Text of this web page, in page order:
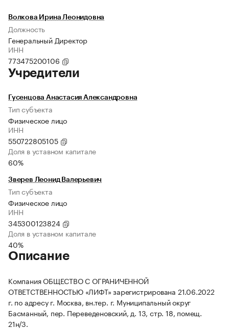
Волкова Ирина Леонидовна
Должность
Генеральный Директор
ИНН
773475200106
Учредители
Гусенцова Анастасия Александровна
Тип субъекта
Физическое лицо
ИНН
550722805105
Доля в уставном капитале
60%
Зверев Леонид Валерьевич
Тип субъекта
Физическое лицо
ИНН
345300123824
Доля в уставном капитале
40%
Описание
Компания ОБЩЕСТВО С ОГРАНИЧЕННОЙ
ОТВЕТСТВЕННОСТЬЮ «ЛИФТ» зарегистрирована 21.06.2022
г. по адресу г. Москва, вн.тер. г. Муниципальный округ
Басманный, пер. Переведеновский, д. 13, стр. 18, помещ.
21н/3.